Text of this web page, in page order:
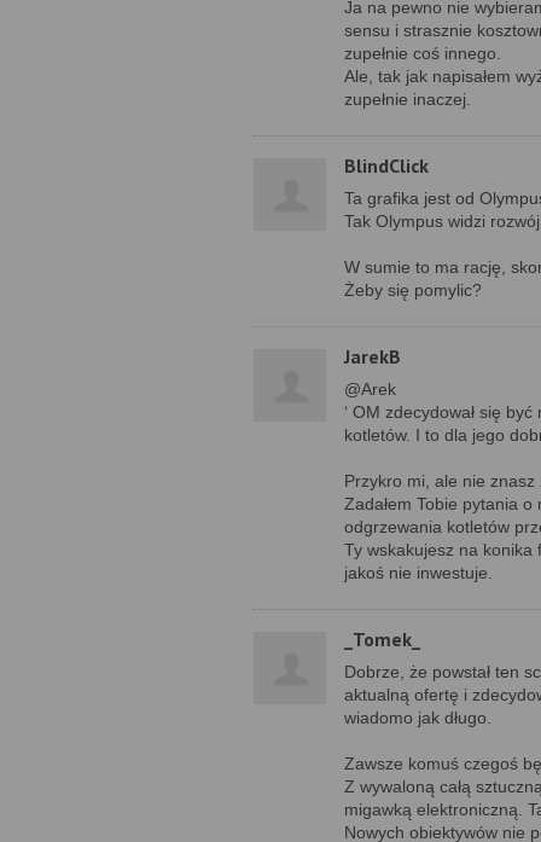
Ja na pewno nie
sensu i strasznie
zupełnie coś innego.
Ale, tak jak napisałem
zupełnie inaczej.
BlindClick
Ta grafika jest od
Tak Olympus widzi
W sumie to ma rację,
Żeby się pomylic?
JarekB
@Arek
‘ OM zdecydował się
kotletów. I to dla jego
Przykro mi, ale nie
Zadałem Tobie pytania
odgrzewania kotletów
Ty wskakujesz na konika
jakoś nie inwestuje.
_Tomek_
Dobrze, że powstał ten
aktualną ofertę i
wiadomo jak długo.
Zawsze komuś czegoś
Z wywaloną całą
migawką elektroniczną.
Nowych obiektywów nie